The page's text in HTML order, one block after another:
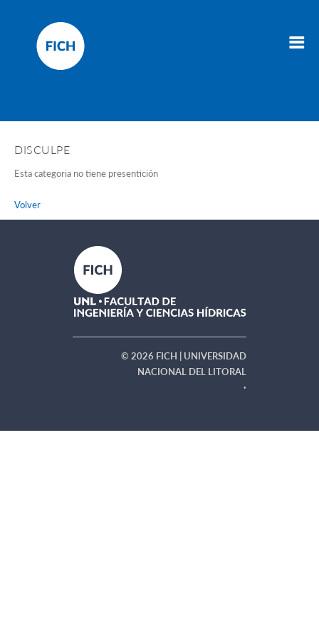
DISCULPE
Esta categoria no tiene presentición
Volver
© 2026 FICH | UNIVERSIDAD
NACIONAL DEL LITORAL
·